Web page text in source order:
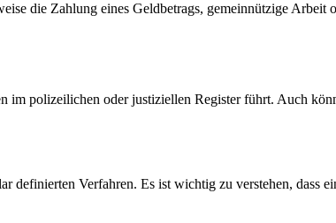
die Zahlung eines Geldbetrags, gemeinnützige Arbeit
im polizeilichen oder justiziellen Register führt. Auch
Verfahren. Es ist wichtig zu verstehen, dass